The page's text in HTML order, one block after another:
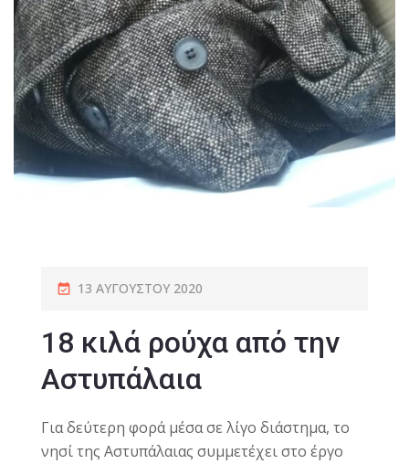
13 ΑΥΓΟΎΣΤΟΥ 2020
18 κιλά ρούχα από την
Αστυπάλαια
Για δεύτερη φορά μέσα σε λίγο διάστημα, το
νησί της Αστυπάλαιας συμμετέχει στο έργο